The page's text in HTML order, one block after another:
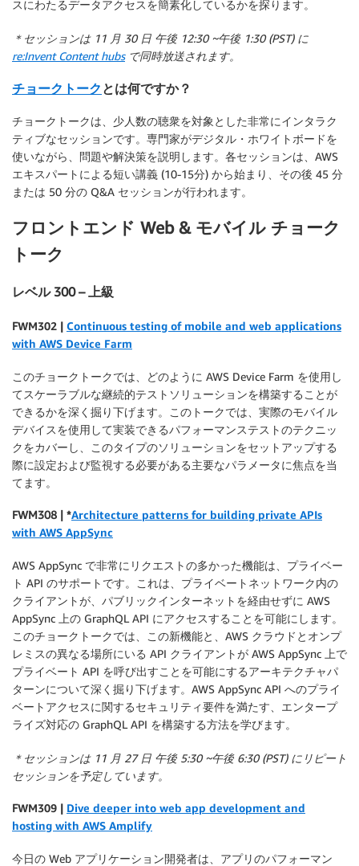
スにわたるデータアクセスを簡素化しているかを探ります。
＊セッションは 11 月 30 日 午後 12:30 ~午後 1:30 (PST) に
re:Invent Content hubsで同時放送されます。
チョークトーク とは何ですか？
チョークトークは、少人数の聴衆を対象とした非常にインタラク
ティブなセッションです。専門家がデジタル・ホワイトボードを
使いながら、問題や解決策を説明します。各セッションは、AWS
エキスパートによる短い講義 (10-15分) から始まり、その後 45 分
または 50 分の Q&A セッションが行われます。
フロントエンド Web & モバイル チョーク
トーク
レベル 300 – 上級
FWM302 | Continuous testing of mobile and web applications
with AWS Device Farm
このチョークトークでは、どのように AWS Device Farm を使用し
てスケーラブルな継続的テストソリューションを構築することが
できるかを深く掘り下げます。このトークでは、実際のモバイル
デバイスを使用して実装できるパフォーマンステストのテクニッ
クをカバーし、このタイプのソリューションをセットアップする
際に設定および監視する必要がある主要なパラメータに焦点を当
てます。
FWM308 | *Architecture patterns for building private APIs
with AWS AppSync
AWS AppSync で非常にリクエストの多かった機能は、プライベー
ト API のサポートです。これは、プライベートネットワーク内の
クライアントが、パブリックインターネットを経由せずに AWS
AppSync 上の GraphQL API にアクセスすることを可能にします。
このチョークトークでは、この新機能と、AWS クラウドとオンプ
レミスの異なる場所にいる API クライアントが AWS AppSync 上で
プライベート API を呼び出すことを可能にするアーキテクチャパ
ターンについて深く掘り下げます。AWS AppSync API へのプライ
ベートアクセスに関するセキュリティ要件を満たす、エンタープ
ライズ対応の GraphQL API を構築する方法を学びます。
＊セッションは 11 月 27 日 午後 5:30 ~午後 6:30 (PST) にリピート
セッションを予定しています。
FWM309 | Dive deeper into web app development and
hosting with AWS Amplify
今日の Web アプリケーション開発者は、アプリのパフォーマン